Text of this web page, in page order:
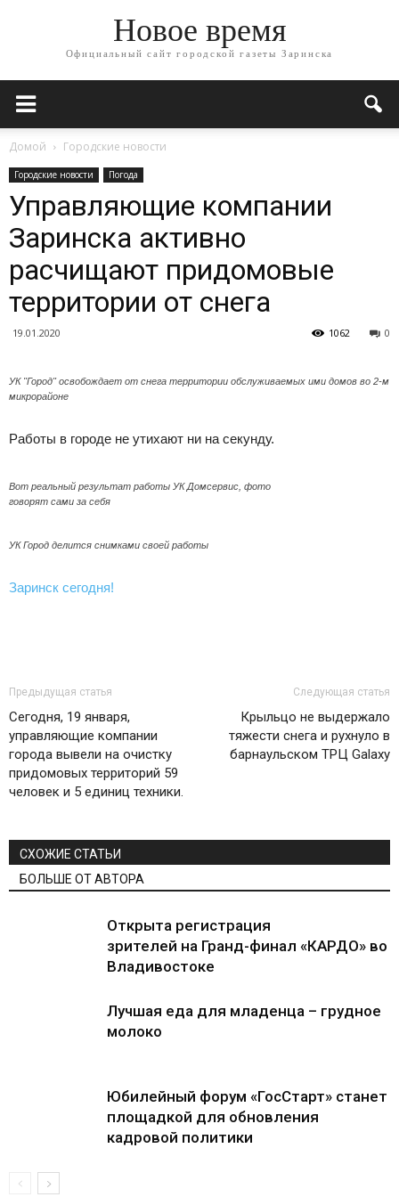
Новое время
Официальный сайт городской газеты Заринска
Домой Городские новости
Городские новости Погода
Управляющие компании
Заринска активно
расчищают придомовые
территории от снега
19.01.2020 0
1062
УК "Город" освобождает от снега территории обслуживаемых ими домов во 2-м
микрорайоне
Работы в городе не утихают ни на секунду.
Вот реальный результат работы УК Домсервис, фото
говорят сами за себя
УК Город делится снимками своей работы
Заринск сегодня!
Предыдущая статья
Сегодня, 19 января,
управляющие компании
города вывели на очистку
придомовых территорий 59
человек и 5 единиц техники.
Следующая статья
Крыльцо не выдержало
тяжести снега и рухнуло в
барнаульском ТРЦ Galaxy
СХОЖИЕ СТАТЬИ
БОЛЬШЕ ОТ АВТОРА
Открыта регистрация
зрителей на Гранд-финал «КАРДО» во
Владивостоке
Лучшая еда для младенца – грудное
молоко
Юбилейный форум «ГосСтарт» станет
площадкой для обновления
кадровой политики